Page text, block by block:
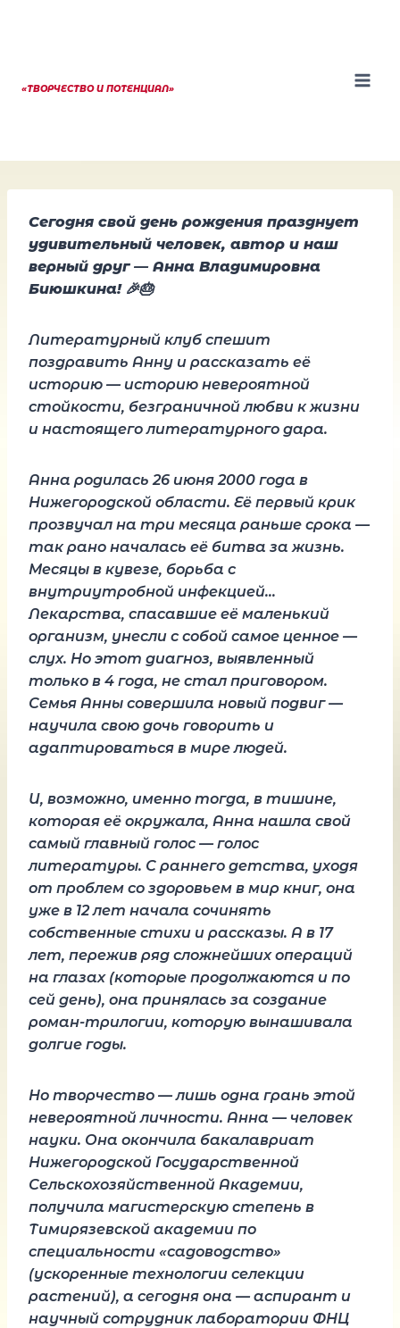
«ТВОРЧЕСТВО И ПОТЕНЦИАЛ»
Сегодня свой день рождения празднует
удивительный человек, автор и наш
верный друг — Анна Владимировна
Биюшкина!🎉🎂
Литературный клуб спешит
поздравить Анну и рассказать её
историю — историю невероятной
стойкости, безграничной любви к жизни
и настоящего литературного дара.
Анна родилась 26 июня 2000 года в
Нижегородской области. Её первый крик
прозвучал на три месяца раньше срока —
так рано началась её битва за жизнь.
Месяцы в кувезе, борьба с
внутриутробной инфекцией…
Лекарства, спасавшие её маленький
организм, унесли с собой самое ценное —
слух. Но этот диагноз, выявленный
только в 4 года, не стал приговором.
Семья Анны совершила новый подвиг —
научила свою дочь говорить и
адаптироваться в мире людей.
И, возможно, именно тогда, в тишине,
которая её окружала, Анна нашла свой
самый главный голос — голос
литературы. С раннего детства, уходя
от проблем со здоровьем в мир книг, она
уже в 12 лет начала сочинять
собственные стихи и рассказы. А в 17
лет, пережив ряд сложнейших операций
на глазах (которые продолжаются и по
сей день), она принялась за создание
роман-трилогии, которую вынашивала
долгие годы.
Но творчество — лишь одна грань этой
невероятной личности. Анна — человек
науки. Она окончила бакалавриат
Нижегородской Государственной
Сельскохозяйственной Академии,
получила магистерскую степень в
Тимирязевской академии по
специальности «садоводство»
(ускоренные технологии селекции
растений), а сегодня она — аспирант и
научный сотрудник лаборатории ФНЦ